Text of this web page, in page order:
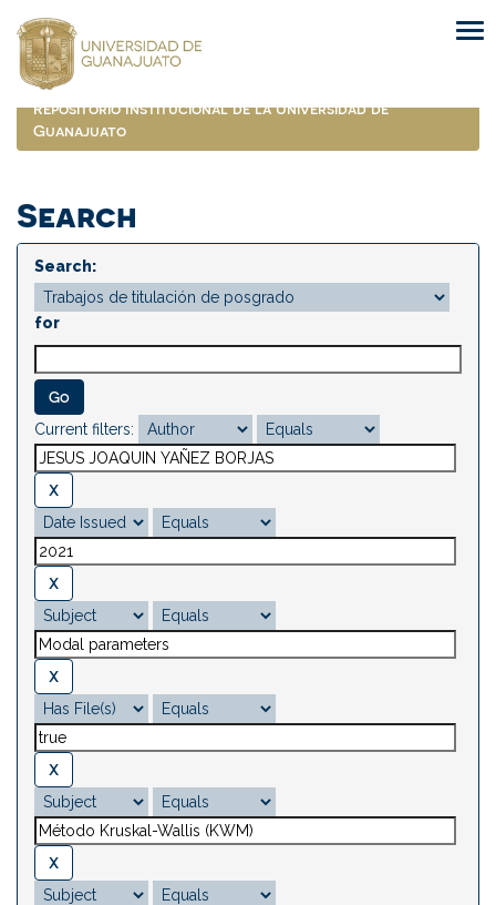
navigation
Repositorio Institucional de la Universidad de
Guanajuato
Search
Search:
for
Current filters: